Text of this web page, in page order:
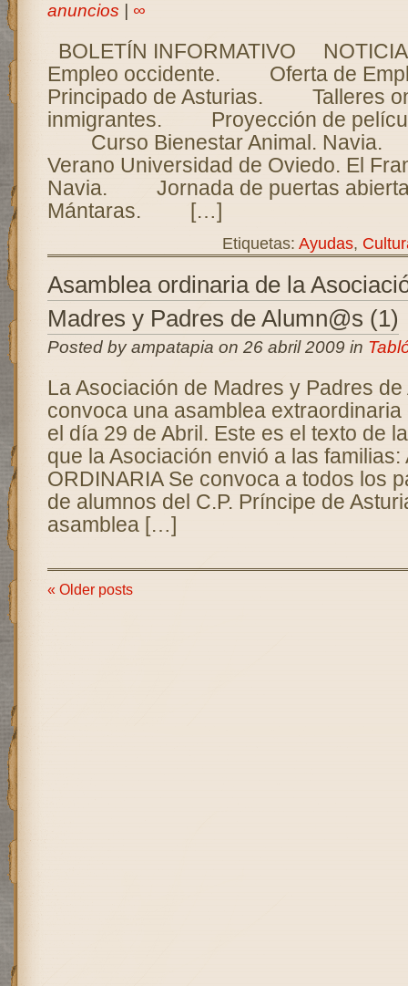
anuncios
∞
BOLETÍN INFORMATIVO
Empleo occidente. Oferta de
Principado de Asturias. Talleres
inmigrantes. Proyección de
Curso Bienestar Animal.
Verano Universidad de Oviedo. El
Navia. Jornada de puertas
Mántaras. […]
Etiquetas: Ayudas,
Asamblea ordinaria de la
Madres y Padres de Alumn@s (1)
Posted by ampatapia on 26 abril 2009 in
La Asociación de Madres y Padres de
convoca una asamblea
el día 29 de Abril. Este es el texto de
que la Asociación envió a las familias:
ORDINARIA Se convoca a todos los
de alumnos del C.P. Príncipe de
asamblea […]
« Older posts